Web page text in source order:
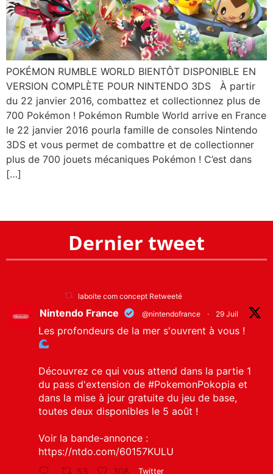
POKÉMON RUMBLE WORLD BIENTÔT DISPONIBLE EN
VERSION COMPLÈTE POUR NINTENDO 3DS À partir
du 22 janvier 2016, combattez et collectionnez plus de
700 Pokémon ! Pokémon Rumble World arrive en France
le 22 janvier 2016 pourla famille de consoles Nintendo
3DS et vous permet de combattre et de collectionner
plus de 700 jouets mécaniques Pokémon ! C’est dans
[…]
Dernier tweet
laboite com concept Retweeté
Nintendo France @nintendofrance · 29 Juil
Les profondeurs de la mer s'ouvrent à vous !
Découvrez ce qui vous attend dans la partie 1
du pass d'extension de #PokemonPokopia et
dans la mise à jour gratuite du jeu de base,
toutes deux disponibles le 5 août !
Voir la bande-annonce :
https://ntdo.com/60157KULU
53 308 Twitter